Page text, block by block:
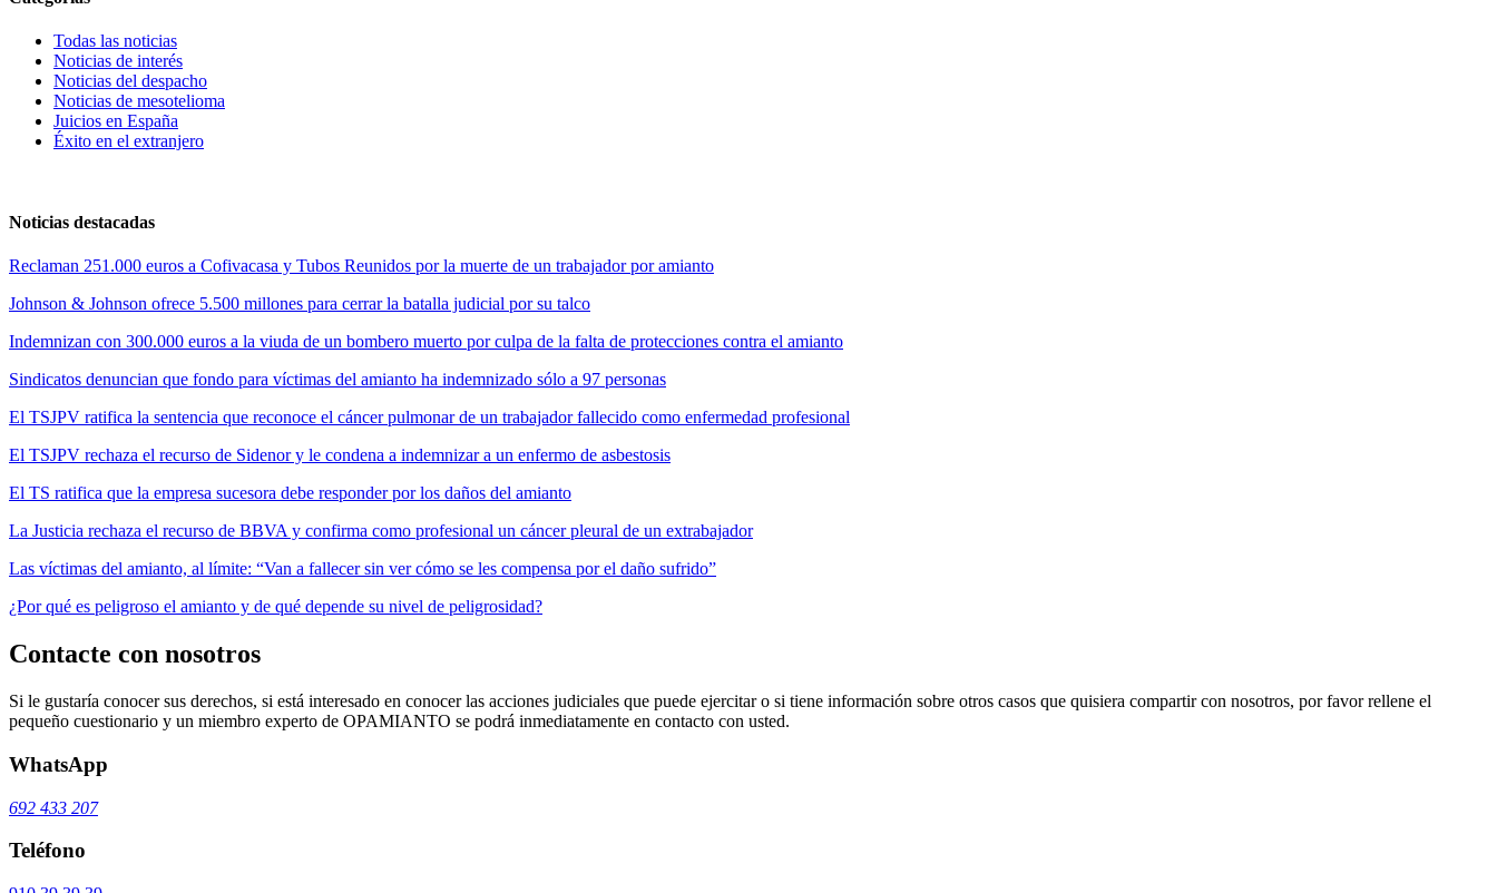
Todas las noticias
Noticias de interés
Noticias del despacho
Noticias de mesotelioma
Juicios en España
Éxito en el extranjero
Noticias destacadas
Reclaman 251.000 euros a Cofivacasa y Tubos Reunidos por la muerte de un trabajador por amianto
Johnson & Johnson ofrece 5.500 millones para cerrar la batalla judicial por su talco
Indemnizan con 300.000 euros a la viuda de un bombero muerto por culpa de la falta de protecciones contra el amianto
Sindicatos denuncian que fondo para víctimas del amianto ha indemnizado sólo a 97 personas
El TSJPV ratifica la sentencia que reconoce el cáncer pulmonar de un trabajador fallecido como enfermedad profesional
El TSJPV rechaza el recurso de Sidenor y le condena a indemnizar a un enfermo de asbestosis
El TS ratifica que la empresa sucesora debe responder por los daños del amianto
La Justicia rechaza el recurso de BBVA y confirma como profesional un cáncer pleural de un extrabajador
Las víctimas del amianto, al límite: “Van a fallecer sin ver cómo se les compensa por el daño sufrido”
¿Por qué es peligroso el amianto y de qué depende su nivel de peligrosidad?
Contacte con nosotros
Si le gustaría conocer sus derechos, si está interesado en conocer las acciones judiciales que puede ejercitar o si tiene información sobre otros casos que quisiera compartir con nosotros, por favor rellene el
pequeño cuestionario y un miembro experto de OPAMIANTO se podrá inmediatamente en contacto con usted.
WhatsApp
692 433 207
Teléfono